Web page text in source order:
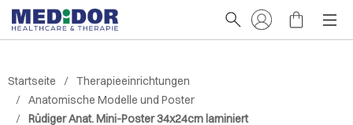
Startseite
Therapieeinrichtungen
Anatomische Modelle und Poster
Rüdiger Anat. Mini-Poster 34x24cm laminiert